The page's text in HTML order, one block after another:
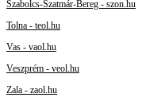
Szabolcs-Szatmár-Bereg - szon.hu
Tolna - teol.hu
Vas - vaol.hu
Veszprém - veol.hu
Zala - zaol.hu